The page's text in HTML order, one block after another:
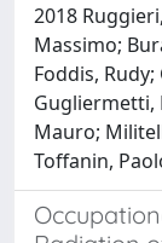
2018
Massimo;
Foddis,
Gugliermetti,
Mauro;
Toffanin,